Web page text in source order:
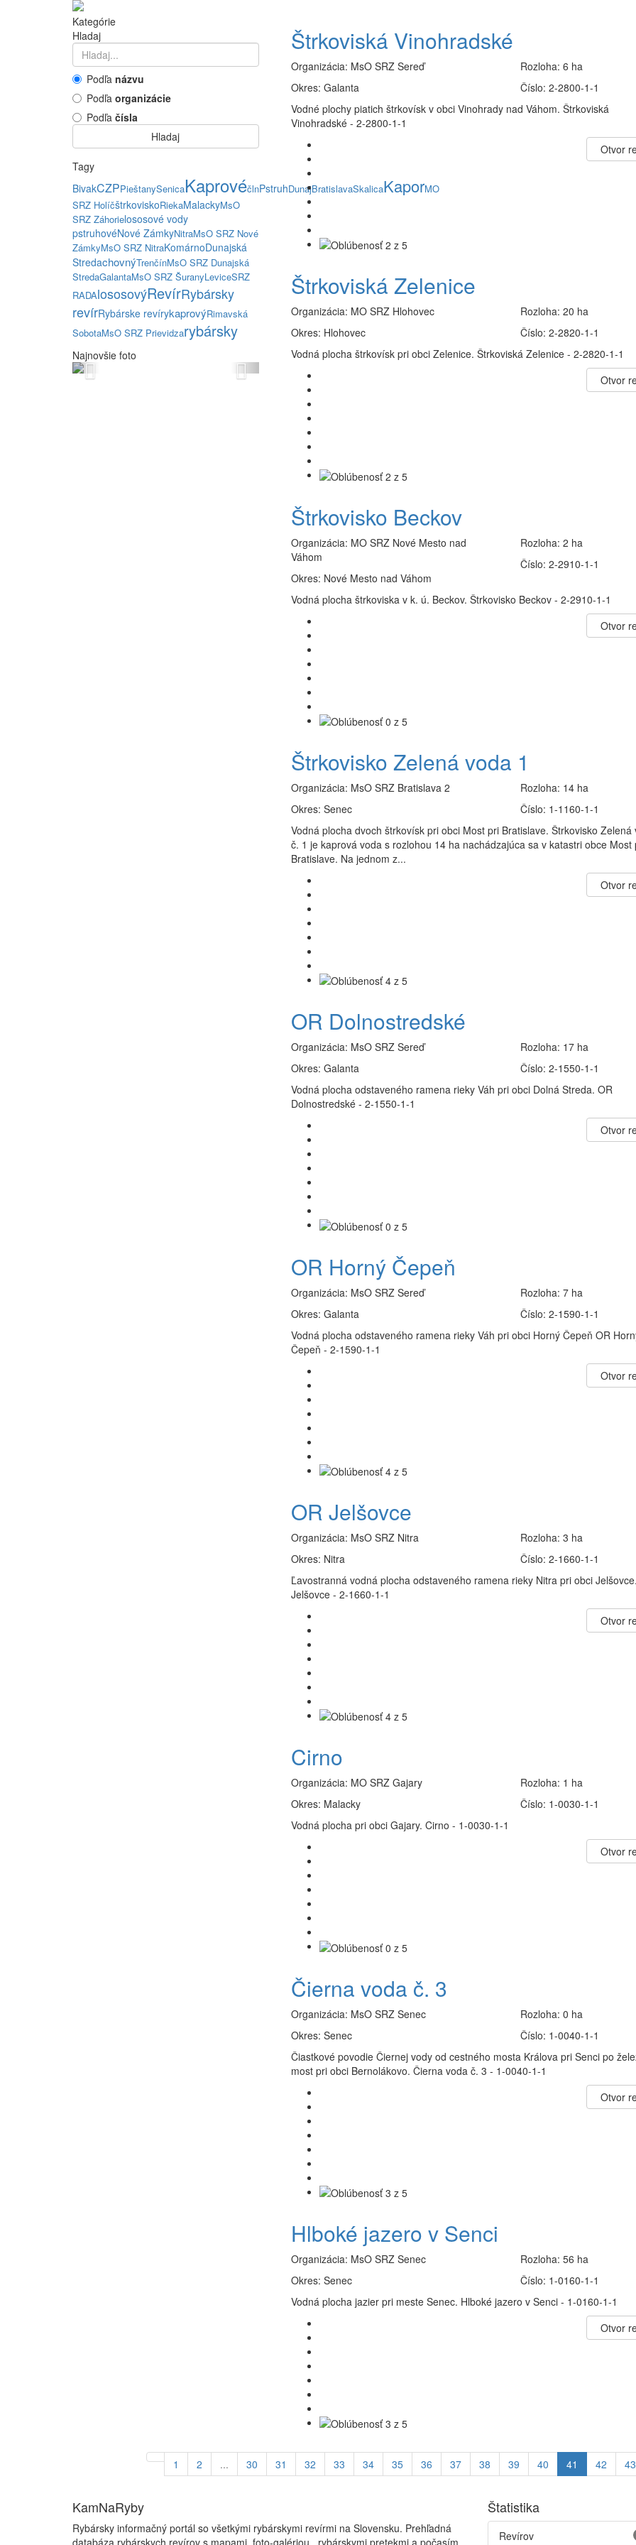
Kategórie
Hladaj
Podľa názvu
Podľa organizácie
Podľa čísla
Hladaj
Tagy
BivakCZPPieštanySenicaKaprovéčlnPstruhDunajBratislavaSkalicaKaporMO
SRZ HolíčštrkoviskoRiekaMalackyMsO
SRZ Záhorielososové vody
pstruhovéNové ZámkyNitraMsO SRZ Nové
ZámkyMsO SRZ NitraKomárnoDunajská
StredachovnýTrenčínMsO SRZ Dunajská
StredaGalantaMsO SRZ ŠuranyLeviceSRZ
RADAlososovýRevírRybársky
revírRybárske revírykaprovýRimavská
SobotaMsO SRZ Prievidzarybársky
Najnovšie foto
Previous Next
Štrkoviská Vinohradské
Organizácia: MsO SRZ Sereď
Okres: Galanta
Rozloha:6 ha
Číslo:2-2800-1-1
Vodné plochy piatich štrkovísk v obci Vinohrady nad Váhom. Štrkoviská
Vinohradské - 2-2800-1-1
Otvor
Štrkoviská Zelenice
Organizácia: MO SRZ Hlohovec
Okres: Hlohovec
Rozloha:20 ha
Číslo:2-2820-1-1
Vodná plocha štrkovísk pri obci Zelenice. Štrkoviská Zelenice - 2-2820-1-1
Otvor
Štrkovisko Beckov
Organizácia: MO SRZ Nové Mesto nad
Váhom
Okres: Nové Mesto nad Váhom
Rozloha:2 ha
Číslo:2-2910-1-1
Vodná plocha štrkoviska v k. ú. Beckov. Štrkovisko Beckov - 2-2910-1-1
Otvor
Štrkovisko Zelená voda 1
Organizácia: MsO SRZ Bratislava 2
Okres: Senec
Rozloha: 14 ha
Číslo: 1-1160-1-1
Vodná plocha dvoch štrkovísk pri obci Most pri Bratislave. Štrkovisko Zelená
č. 1 je kaprová voda s rozlohou 14 ha nachádzajúca sa v katastri obce Most
Bratislave. Na jednom z...
Otvor
OR Dolnostredské
Organizácia: MsO SRZ Sereď
Okres: Galanta
Rozloha: 17 ha
Číslo:2-1550-1-1
Vodná plocha odstaveného ramena rieky Váh pri obci Dolná Streda. OR
Dolnostredské - 2-1550-1-1
Otvor
OR Horný Čepeň
Organizácia: MsO SRZ Sereď
Okres: Galanta
Rozloha:7 ha
Číslo:2-1590-1-1
Vodná plocha odstaveného ramena rieky Váh pri obci Horný Čepeň OR
Čepeň - 2-1590-1-1
Otvor
OR Jelšovce
Organizácia: MsO SRZ Nitra
Okres: Nitra
Rozloha:3 ha
Číslo:2-1660-1-1
Ľavostranná vodná plocha odstaveného ramena rieky Nitra pri obci
Jelšovce - 2-1660-1-1
Otvor
Cirno
Organizácia: MO SRZ Gajary
Okres: Malacky
Rozloha: 1 ha
Číslo: 1-0030-1-1
Vodná plocha pri obci Gajary. Cirno - 1-0030-1-1
Otvor
Čierna voda č. 3
Organizácia: MsO SRZ Senec
Okres: Senec
Rozloha:0 ha
Číslo: 1-0040-1-1
Čiastkové povodie Čiernej vody od cestného mosta Králova pri Senci po
most pri obci Bernolákovo. Čierna voda č. 3 - 1-0040-1-1
Otvor
Hlboké jazero v Senci
Organizácia: MsO SRZ Senec
Okres: Senec
Rozloha:56 ha
Číslo: 1-0160-1-1
Vodná plocha jazier pri meste Senec. Hlboké jazero v Senci - 1-0160-1-1
Otvor
1 2 ... 30 31 32 33 34 35 36 37 38 39 40 41 42 43
KamNaRyby
Rybársky informačný portál so všetkými rybárskymi revírmi na Slovensku. Prehľadná
Štatistika
Revírov